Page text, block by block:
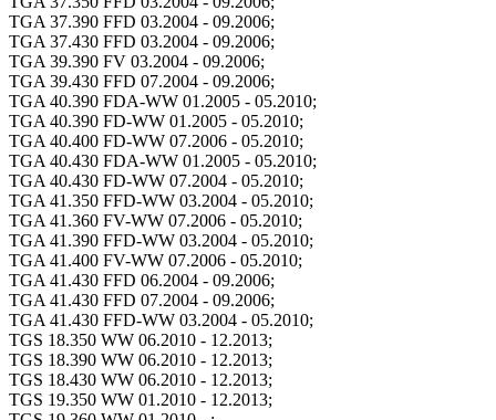
TGA 37.390 FFD 03.2004 - 09.2006;
TGA 37.430 FFD 03.2004 - 09.2006;
TGA 39.390 FV 03.2004 - 09.2006;
TGA 39.430 FFD 07.2004 - 09.2006;
TGA 40.390 FDA-WW 01.2005 - 05.2010;
TGA 40.390 FD-WW 01.2005 - 05.2010;
TGA 40.400 FD-WW 07.2006 - 05.2010;
TGA 40.430 FDA-WW 01.2005 - 05.2010;
TGA 40.430 FD-WW 07.2004 - 05.2010;
TGA 41.350 FFD-WW 03.2004 - 05.2010;
TGA 41.360 FV-WW 07.2006 - 05.2010;
TGA 41.390 FFD-WW 03.2004 - 05.2010;
TGA 41.400 FV-WW 07.2006 - 05.2010;
TGA 41.430 FFD 06.2004 - 09.2006;
TGA 41.430 FFD 07.2004 - 09.2006;
TGA 41.430 FFD-WW 03.2004 - 05.2010;
TGS 18.350 WW 06.2010 - 12.2013;
TGS 18.390 WW 06.2010 - 12.2013;
TGS 18.430 WW 06.2010 - 12.2013;
TGS 19.350 WW 01.2010 - 12.2013;